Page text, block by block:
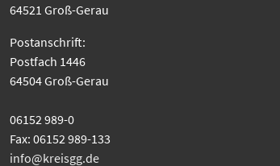
64521 Groß-Gerau
Postanschrift:
Postfach 1446
64504 Groß-Gerau
06152 989-0
Fax: 06152 989-133
info@kreisgg.de